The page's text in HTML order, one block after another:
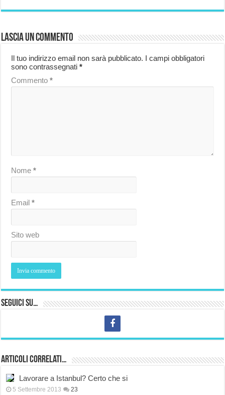
Lascia un commento
Il tuo indirizzo email non sarà pubblicato. I campi obbligatori
sono contrassegnati*
Commento*
Nome*
Email*
Sito web
Seguici su…
Articoli correlati…
Lavorare a Istanbul? Certo che si
5 Settembre 2013 23